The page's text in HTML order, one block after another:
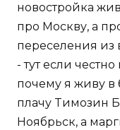
новостройка
про Москву, а
переселения из
- тут если
почему я живу
плачу Tимозин
Ноябрьск, а